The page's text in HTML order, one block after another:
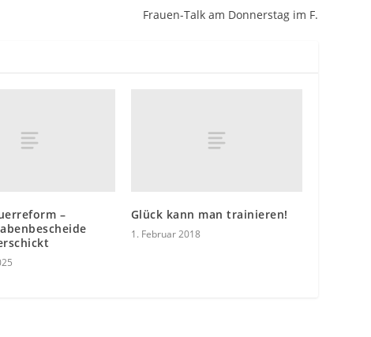
Frauen-Talk am Donnerstag im F.
–
Glück kann man trainieren!
1. Februar 2018